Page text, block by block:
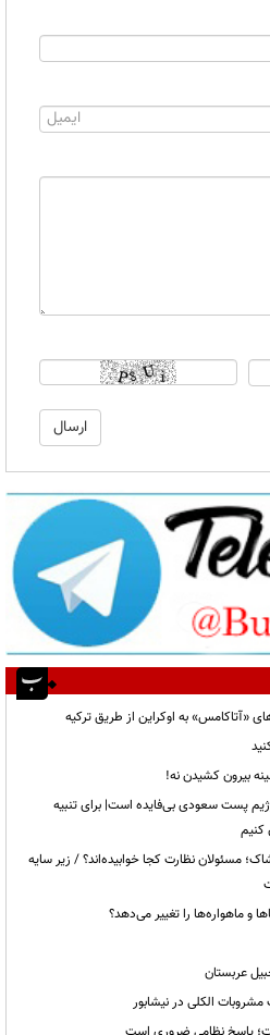
«آتاکامس» به اوکراین از طریق ترکیه
بیرون کشیدن نه!
پست سعودی بی‌فایده است| برای تنبیه
کنیم
مسئولان نظارت کجا خوابیده‌اند؟ / زیر سایه
و ماهواره‌ها را تغییر می‌دهد؟
عربستان